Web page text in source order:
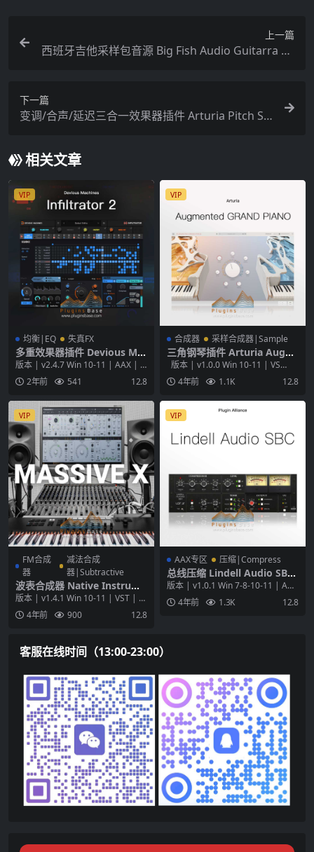
上一篇
西班牙吉他采样包音源 Big Fish Audio Guitarra Sp
下一篇
变调/合声/延迟三合一效果器插件 Arturia Pitch SH
相关文章
VIP
均衡|EQ 失真FX
多重效果器插件 Devious Ma
chines Infiltrator 2 v2.4.7
[WiN+MAC]
版本 | v2.4.7 Win 10-11 | AAX | V
ST | VST3...
2年前 541 12.8
VIP
合成器 采样合成器|Sample
三角钢琴插件 Arturia Augm
ented GRAND PIANO v1.0.0
[WiN+MAC]
版本 | v1.0.0 Win 10-11 | VS
T | VST...
4年前 1.1K 12.8
VIP
FM合成
器
减法合成
器|Subtractive
波表合成器 Native Instrume
nts Massive X v1.4.1 [WiN+
MAC] 插件
版本 | v1.4.1 Win 10-11 | VST | V
ST3 | 1.5...
4年前 900 12.8
VIP
AAX专区 压缩|Compress
总线压缩 Lindell Audio SBC
v1.0.1 [WiN+MAC] 混音母带
效果器插件
版本 | v1.0.1 Win 7-8-10-11 | AAX
| VST | ...
4年前 1.3K 12.8
客服在线时间（13:00-23:00）